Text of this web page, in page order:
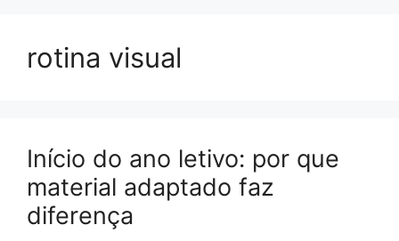
rotina visual
Início do ano letivo: por que
material adaptado faz
diferença